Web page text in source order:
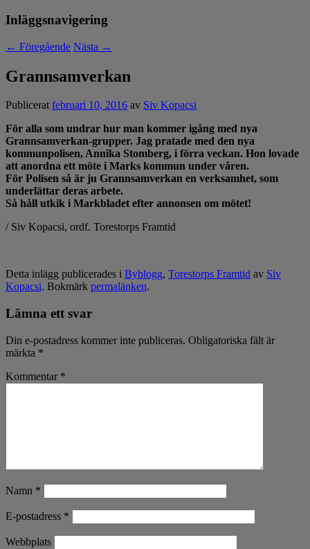
Inläggsnavigering
← Föregående Nästa →
Grannsamverkan
Publiceratfebruari 10, 2016 av Siv Kopacsi
För alla som undrar hur man kommer igång med nya
Grannsamverkan-grupper. Jag pratade med den nya
kommunpolisen, Annika Stomberg, i förra veckan. Hon lovade
att anordna ett möte i Marks kommun under våren.
För Polisen så är ju Grannsamverkan en verksamhet, som
underlättar deras arbete.
Så håll utkik i Markbladet efter annonsen om mötet!
/ Siv Kopacsi, ordf. Torestorps Framtid
Detta inlägg publicerades i Byblogg, Torestorps Framtid av Siv
Kopacsi. Bokmärk permalänken.
Lämna ett svar
Din e-postadress kommer inte publiceras. Obligatoriska fält är
märkta *
Kommentar *
Namn *
E-postadress *
Webbplats